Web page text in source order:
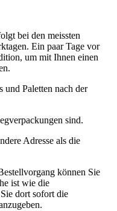
bei den meissten
Ein paar Tage vor
um mit Ihnen einen
und Paletten nach der
sind.
Adresse als die
können Sie
ist wie die
dort sofort die